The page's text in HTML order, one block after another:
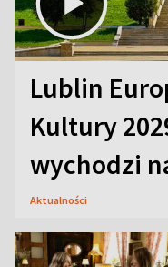
Lublin
Kultury
wychodzi
Aktualności